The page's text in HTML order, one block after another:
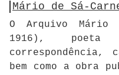
Mário de Sá-
O Arquivo Mário
1916), poeta
correspondência,
bem como a obra